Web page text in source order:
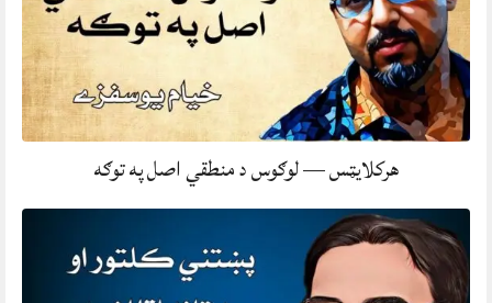
هرکلایټس — لوګوس د منطقي اصل په توګه